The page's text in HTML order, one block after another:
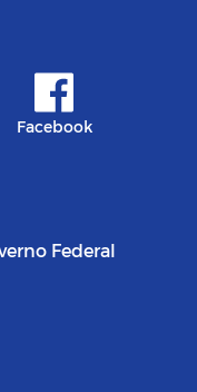
Facebook
Federal